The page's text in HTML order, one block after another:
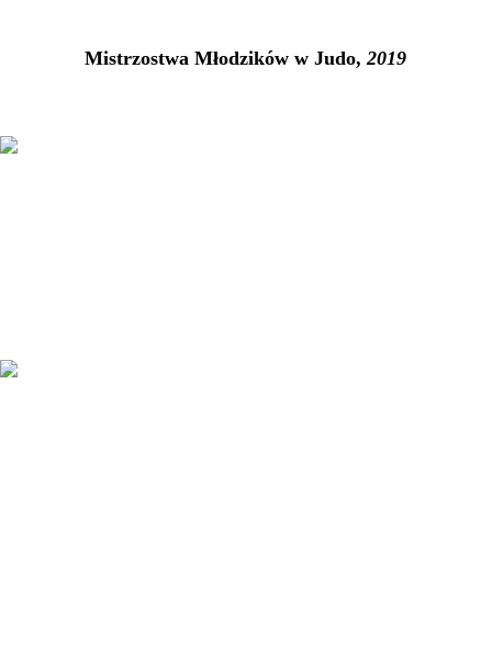
Mistrzostwa Młodzików w Judo,2019